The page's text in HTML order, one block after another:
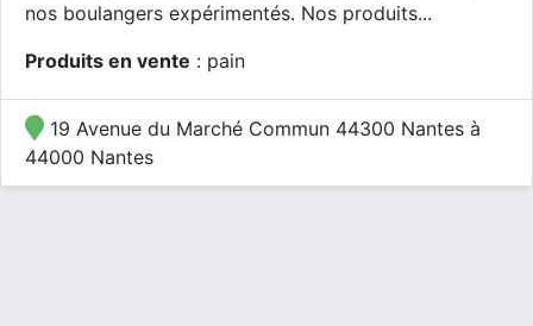
nos boulangers expérimentés. Nos produits...
Produits en vente : pain
19 Avenue du Marché Commun 44300 Nantes à
44000 Nantes